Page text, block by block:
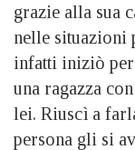
grazie alla sua
nelle situazioni
infatti iniziò per
una ragazza
lei. Riuscì a
persona gli si